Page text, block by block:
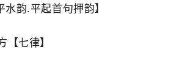
韵.平起首句押韵】
【七律】